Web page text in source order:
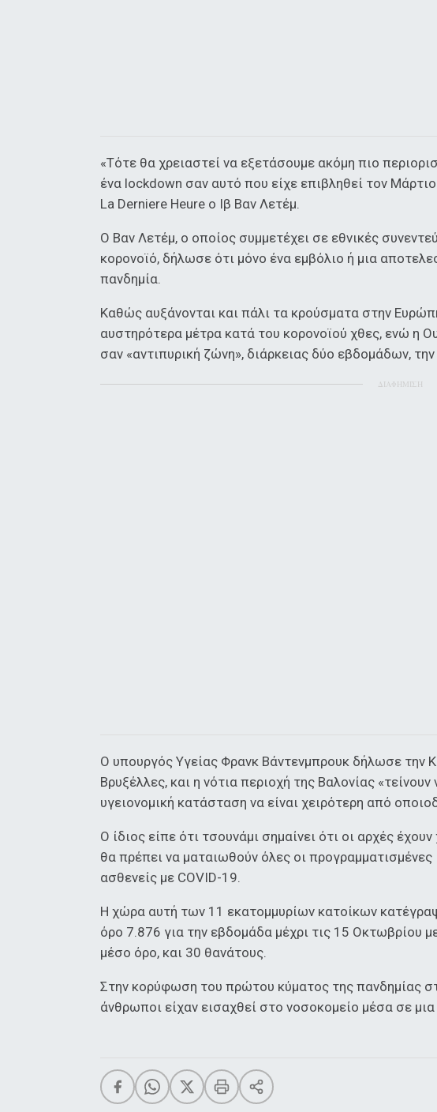
«Τότε θα χρειαστεί να εξετάσουμε ακόμη πιο
ένα lockdown σαν αυτό που είχε επιβληθεί τον
La Derniere Heure ο Ιβ Βαν Λετέμ.
Ο Βαν Λετέμ, ο οποίος συμμετέχει σε εθνικές
κορονοϊό, δήλωσε ότι μόνο ένα εμβόλιο ή μια
πανδημία.
Καθώς αυξάνονται και πάλι τα κρούσματα στην
αυστηρότερα μέτρα κατά του κορονοϊού χθες, ενώ η
σαν «αντιπυρική ζώνη», διάρκειας δύο εβδομάδων,
ΔΙΑΦΗΜΙΣΗ
Ο υπουργός Υγείας Φρανκ Βάντενμπρουκ δήλωσε την
Βρυξέλλες, και η νότια περιοχή της Βαλονίας
υγειονομική κατάσταση να είναι χειρότερη από
Ο ίδιος είπε ότι τσουνάμι σημαίνει ότι οι αρχές
θα πρέπει να ματαιωθούν όλες οι
ασθενείς με COVID-19.
Η χώρα αυτή των 11 εκατομμυρίων κατοίκων
όρο 7.876 για την εβδομάδα μέχρι τις 15 Οκτωβρίου
μέσο όρο, και 30 θανάτους.
Στην κορύφωση του πρώτου κύματος της πανδημίας
άνθρωποι είχαν εισαχθεί στο νοσοκομείο μέσα σε